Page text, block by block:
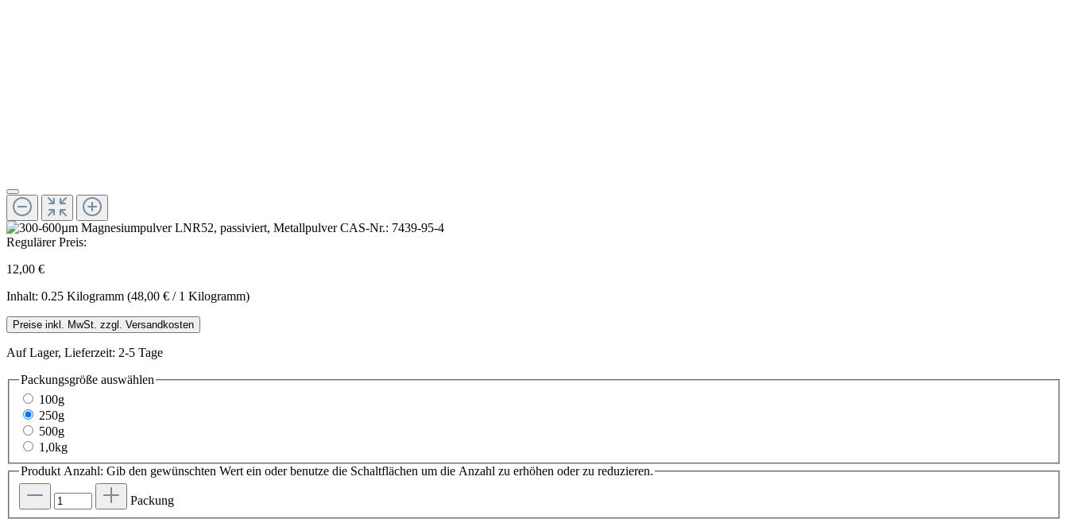
Regulärer Preis:
12,00 €
Inhalt: 0.25 Kilogramm (48,00 € / 1 Kilogramm)
Preise inkl. MwSt. zzgl. Versandkosten
Auf Lager, Lieferzeit: 2-5 Tage
Packungsgröße auswählen
100g
250g
500g
1,0kg
Produkt Anzahl: Gib den gewünschten Wert ein oder benutze die Schaltflächen um die Anzahl zu erhöhen oder zu reduzieren.
Packung